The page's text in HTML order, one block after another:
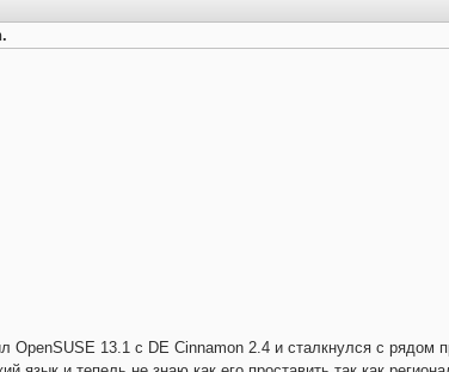
OpenSUSE 13.1 c DE Cinnamon 2.4 и сталкнулся с рядом